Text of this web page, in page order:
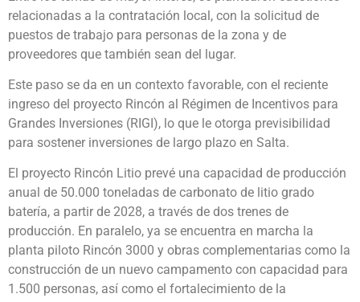
relacionadas a la contratación local, con la solicitud de
puestos de trabajo para personas de la zona y de
proveedores que también sean del lugar.
Este paso se da en un contexto favorable, con el reciente
ingreso del proyecto Rincón al Régimen de Incentivos para
Grandes Inversiones (RIGI), lo que le otorga previsibilidad
para sostener inversiones de largo plazo en Salta.
El proyecto Rincón Litio prevé una capacidad de producción
anual de 50.000 toneladas de carbonato de litio grado
batería, a partir de 2028, a través de dos trenes de
producción. En paralelo, ya se encuentra en marcha la
planta piloto Rincón 3000 y obras complementarias como la
construcción de un nuevo campamento con capacidad para
1.500 personas, así como el fortalecimiento de la